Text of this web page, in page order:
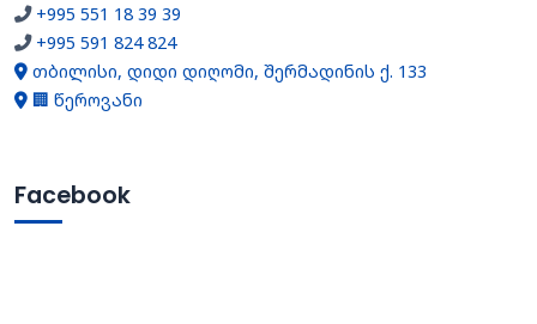
+995 551 18 39 39
+995 591 824 824
თბილისი, დიდი დიღომი, შერმადინის ქ. 133
🏢 წეროვანი
Facebook